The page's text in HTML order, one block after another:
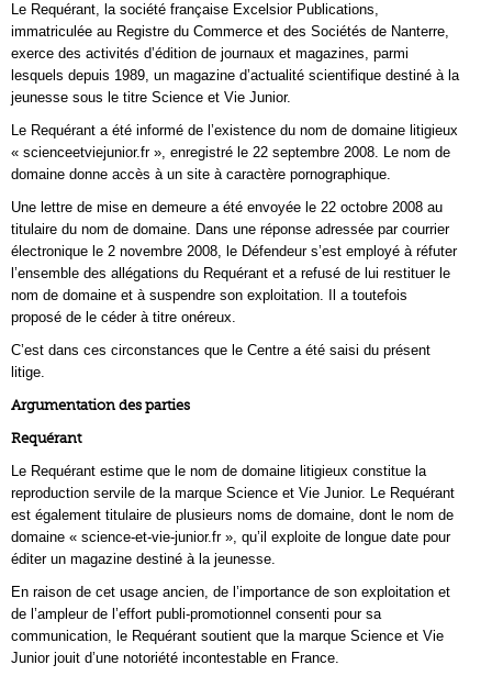
Le Requérant, la société française Excelsior Publications,
immatriculée au Registre du Commerce et des Sociétés de Nanterre,
exerce des activités d’édition de journaux et magazines, parmi
lesquels depuis 1989, un magazine d’actualité scientifique destiné à la
jeunesse sous le titre Science et Vie Junior.
Le Requérant a été informé de l’existence du nom de domaine litigieux
« scienceetviejunior.fr », enregistré le 22 septembre 2008. Le nom de
domaine donne accès à un site à caractère pornographique.
Une lettre de mise en demeure a été envoyée le 22 octobre 2008 au
titulaire du nom de domaine. Dans une réponse adressée par courrier
électronique le 2 novembre 2008, le Défendeur s’est employé à réfuter
l’ensemble des allégations du Requérant et a refusé de lui restituer le
nom de domaine et à suspendre son exploitation. Il a toutefois
proposé de le céder à titre onéreux.
C’est dans ces circonstances que le Centre a été saisi du présent
litige.
Argumentation des parties
Requérant
Le Requérant estime que le nom de domaine litigieux constitue la
reproduction servile de la marque Science et Vie Junior. Le Requérant
est également titulaire de plusieurs noms de domaine, dont le nom de
domaine « science-et-vie-junior.fr », qu’il exploite de longue date pour
éditer un magazine destiné à la jeunesse.
En raison de cet usage ancien, de l’importance de son exploitation et
de l’ampleur de l’effort publi-promotionnel consenti pour sa
communication, le Requérant soutient que la marque Science et Vie
Junior jouit d’une notoriété incontestable en France.